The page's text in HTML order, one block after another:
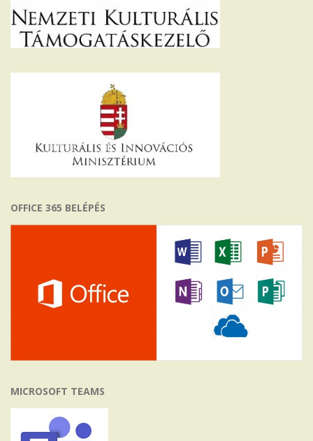
OFFICE 365 BELÉPÉS
MICROSOFT TEAMS